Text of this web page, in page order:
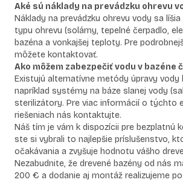
Aké sú náklady na prevádzku ohrevu
Náklady na prevádzku ohrevu vody sa
typu ohrevu (solárny, tepelné čerpadlo,
bazéna a vonkajšej teploty. Pre
môžete kontaktovať.
Ako môžem zabezpečiť vodu v bazéne
Existujú alternatívne metódy úpravy vody
napríklad systémy na báze slanej vody
sterilizátory. Pre viac informácií o týchto
riešeniach nás kontaktujte.
Náš tím je vám k dispozícii pre bezplatnú
ste si vybrali to najlepšie príslušenstvo,
očakávania a zvyšuje hodnotu vášho
Nezabudnite, že drevené bazény od nás
200 € a dodanie aj montáž realizujeme po